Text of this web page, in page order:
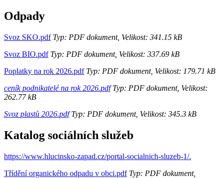
Odpady
Svoz SKO.pdfTyp: PDF dokument, Velikost: 341.15 kB
Svoz BIO.pdfTyp: PDF dokument, Velikost: 337.69 kB
Poplatky na rok 2026.pdfTyp: PDF dokument, Velikost: 179.71 kB
ceník podnikatelé na rok 2026.pdfTyp: PDF dokument, Velikost:
262.77 kB
Svoz plastů 2026.pdfTyp: PDF dokument, Velikost: 345.3 kB
Katalog sociálních služeb
https://www.hlucinsko-zapad.cz/portal-socialnich-sluzeb-1/.
Třídění organického odpadu v obci.pdfTyp: PDF dokument,